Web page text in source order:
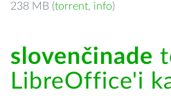
238 MB (torrent, info)
slovenčinade
LibreOffice'i